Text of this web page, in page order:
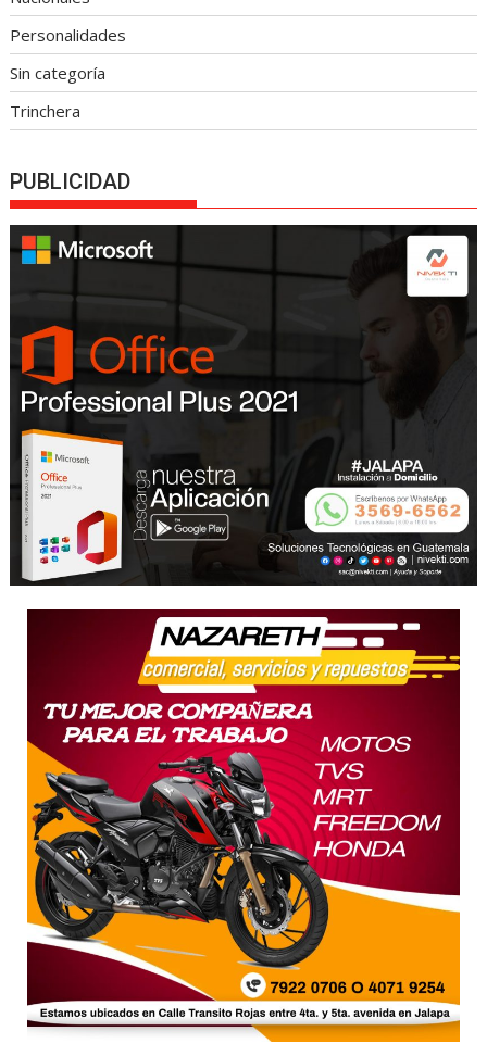
Personalidades
Sin categoría
Trinchera
PUBLICIDAD